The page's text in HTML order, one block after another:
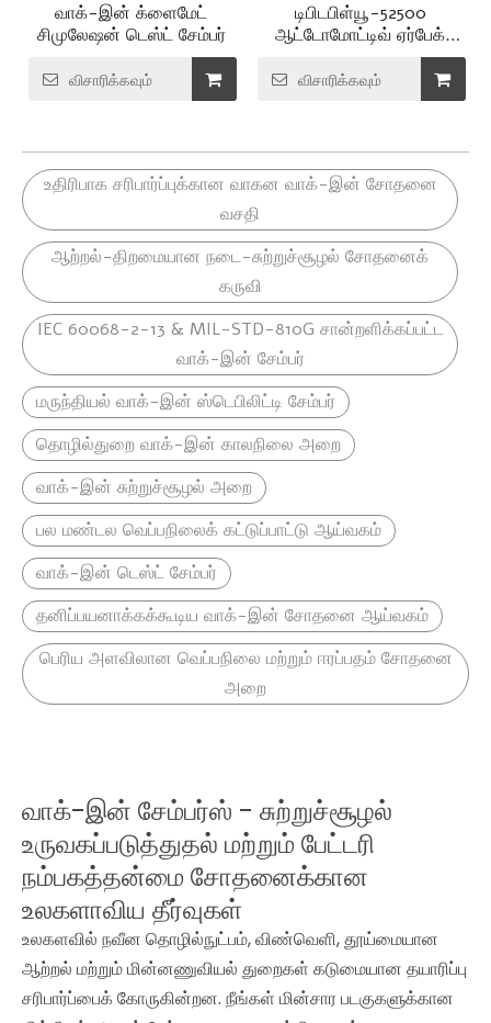
வாக்-இன் க்ளைமேட்
சிமுலேஷன் டெஸ்ட் சேம்பர்
விசாரிக்கவும்
டிபிடபிள்யூ-52500
ஆட்டோமோட்டிவ் ஏர்பேக்
ஸ்டேடிக்/டைனமிக்
டெட்டனேஷன் டெஸ்ட் சேம்பர்
உடன் ஒருங்கிணைந்த
விசாரிக்கவும்
உதிரிபாக சரிபார்ப்புக்கான வாகன வாக்-இன் சோதனை
வசதி
ஆற்றல்-திறமையான நடை-சுற்றுச்சூழல் சோதனைக்
கருவி
IEC 60068-2-13 & MIL-STD-810G சான்றளிக்கப்பட்ட
வாக்-இன் சேம்பர்
மருந்தியல் வாக்-இன் ஸ்டெபிலிட்டி சேம்பர்
தொழில்துறை வாக்-இன் காலநிலை அறை
வாக்-இன் சுற்றுச்சூழல் அறை
பல மண்டல வெப்பநிலைக் கட்டுப்பாட்டு ஆய்வகம்
வாக்-இன் டெஸ்ட் சேம்பர்
தனிப்பயனாக்கக்கூடிய வாக்-இன் சோதனை ஆய்வகம்
பெரிய அளவிலான வெப்பநிலை மற்றும் ஈரப்பதம் சோதனை
அறை
வாக்-இன் சேம்பர்ஸ் - சுற்றுச்சூழல்
உருவகப்படுத்துதல் மற்றும் பேட்டரி
நம்பகத்தன்மை சோதனைக்கான
உலகளாவிய தீர்வுகள்
உலகளவில் நவீன தொழில்நுட்பம், விண்வெளி, தூய்மையான
ஆற்றல் மற்றும் மின்னணுவியல் துறைகள் கடுமையான தயாரிப்பு
சரிபார்ப்பைக் கோருகின்றன. நீங்கள் மின்சார படகுகளுக்கான